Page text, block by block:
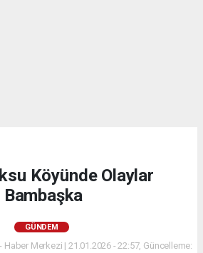
Köyünde Olaylar
Bambaşka
GÜNDEM
Merkezi | 21.01.2026 - 22:57, Güncelleme: